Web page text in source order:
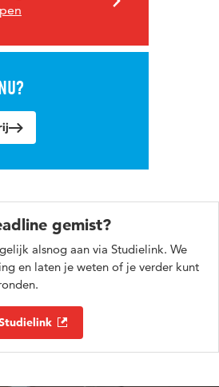
gemist?
alsnog aan via Studielink. We
en laten je weten of je verder kunt